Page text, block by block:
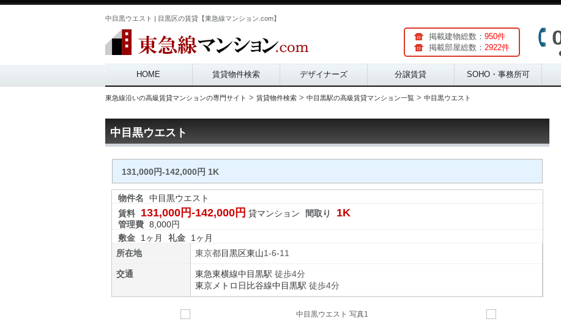
中目黒ウエスト | 目黒区の賃貸【東急線マンション.com】
掲載建物総数： 950件
掲載部屋総数： 2922件
Main menu
HOME 賃貸物件検索 デザイナーズ 分譲賃貸 SOHO・事務所可
東急線沿いの高級賃貸マンションの専門サイト > 賃貸物件検索 > 中目黒駅の高級賃貸マンション一覧 > 中目黒ウエスト
中目黒ウエスト
131,000円-142,000円 1K
物件名
中目黒ウエスト
賃料
131,000円-142,000円 貸マンション 間取り 1K
管理費 8,000円
敷金
1ヶ月 礼金
1ヶ月
所在地
東京都目黒区東山1-6-11
交通 東急東横線中目黒駅 徒歩4分
東京メトロ日比谷線中目黒駅 徒歩4分